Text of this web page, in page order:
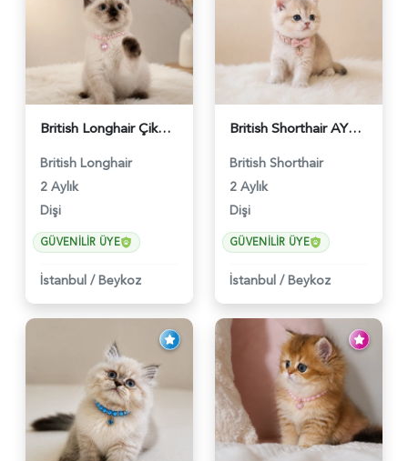
British Longhair Çikolatalı Sütlü Dişi Yavrumuz - 6347
British Longhair
2 Aylık
Dişi
GÜVENILIR ÜYE
İstanbul / Beykoz
British Shorthair AY12 Güzel Kızımız - 6349
British Shorthair
2 Aylık
Dişi
GÜVENILIR ÜYE
İstanbul / Beykoz